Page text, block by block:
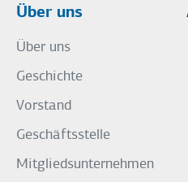
Über uns
Über uns
Geschichte
Vorstand
Geschäftsstelle
Mitgliedsunternehmen